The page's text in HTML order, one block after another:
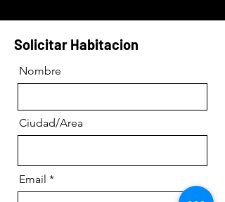
Solicitar Habitacion
Nombre
Ciudad/Area
Email